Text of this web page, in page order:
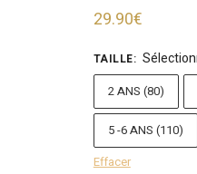
29.90€
TAILLE:
2 ANS (80)
5 -6 ANS (110)
Effacer